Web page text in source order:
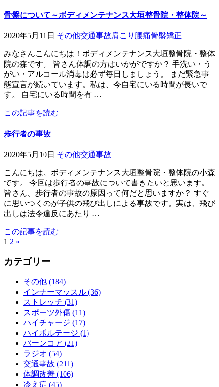
骨盤について～ボディメンテナンス大垣整骨院・整体院～
2020年5月11日 その他交通事故肩こり 腰痛骨盤矯正
みなさんこんにちは！ボディメンテナンス大垣整骨院・整体
院の森です。 皆さん体調の方はいかがですか？ 手洗い・う
がい・アルコール消毒は必ず毎日しましょう。 まだ緊急事
態宣言が続いています。私は、今自宅にいる時間が長いで
す。 自宅にいる時間を有 …
この記事を読む
歩行者の事故
2020年5月10日 その他交通事故
こんにちは。ボディメンテナンス大垣整骨院・整体院の小森
です。 今回は歩行者の事故について書きたいと思います。
皆さん、歩行者の事故の原因って何だと思いますか？ すぐ
に思いつくのが子供の飛び出しによる事故です。実は、飛び
出しは法令違反にあたり …
この記事を読む
1 2 »
カテゴリー
その他 (184)
インナーマッスル (36)
ストレッチ (31)
スポーツ外傷 (11)
ハイチャージ (17)
ハイボルテージ (1)
バーンコア (21)
ラジオ (54)
交通事故 (211)
体調改善 (106)
冷え症 (45)